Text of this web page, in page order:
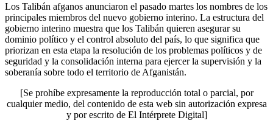
Los Talibán afganos anunciaron el pasado martes los nombres de los
principales miembros del nuevo gobierno interino. La estructura del
gobierno interino muestra que los Talibán quieren asegurar su
dominio político y el control absoluto del país, lo que significa que
priorizan en esta etapa la resolución de los problemas políticos y de
seguridad y la consolidación interna para ejercer la supervisión y la
soberanía sobre todo el territorio de Afganistán.
[Se prohíbe expresamente la reproducción total o parcial, por
cualquier medio, del contenido de esta web sin autorización expresa
y por escrito de El Intérprete Digital]